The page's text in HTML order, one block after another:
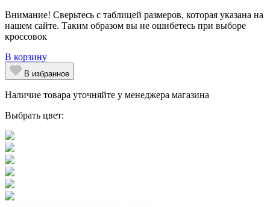
Внимание! Сверьтесь с таблицей размеров, которая указана на
нашем сайте. Таким образом вы не ошибетесь при выборе
кроссовок
В корзину
В избранное
Наличие товара уточняйте у менеджера магазина
Выбрать цвет: